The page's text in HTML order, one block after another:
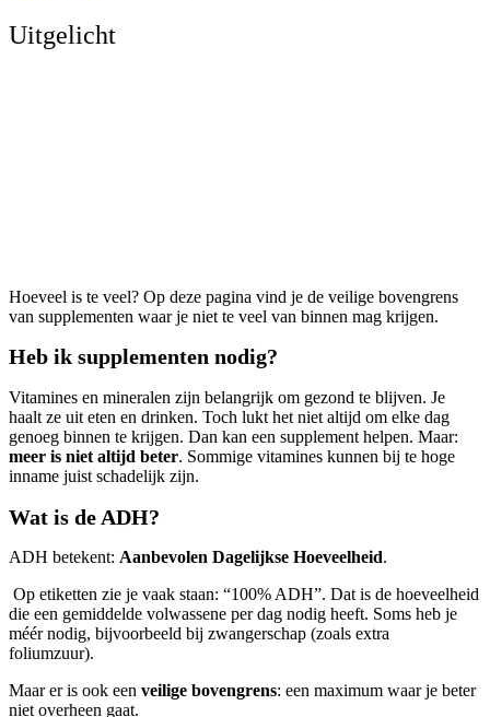
Uitgelicht
Hoeveel is te veel? Op deze pagina vind je de veilige bovengrens
van supplementen waar je niet te veel van binnen mag krijgen.
Heb ik supplementen nodig?
Vitamines en mineralen zijn belangrijk om gezond te blijven. Je
haalt ze uit eten en drinken. Toch lukt het niet altijd om elke dag
genoeg binnen te krijgen. Dan kan een supplement helpen. Maar:
meer is niet altijd beter. Sommige vitamines kunnen bij te hoge
inname juist schadelijk zijn.
Wat is de ADH?
ADH betekent: Aanbevolen Dagelijkse Hoeveelheid.
Op etiketten zie je vaak staan: “100% ADH”. Dat is de hoeveelheid
die een gemiddelde volwassene per dag nodig heeft. Soms heb je
méér nodig, bijvoorbeeld bij zwangerschap (zoals extra
foliumzuur).
Maar er is ook een veilige bovengrens: een maximum waar je beter
niet overheen gaat.